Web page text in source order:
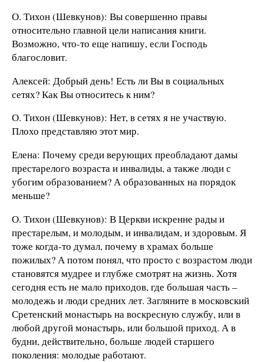
О. Тихон (Шевкунов): Вы совершенно правы
относительно главной цели написания книги.
Возможно, что-то еще напишу, если Господь
благословит.
Алексей: Добрый день! Есть ли Вы в социальных
сетях? Как Вы относитесь к ним?
О. Тихон (Шевкунов): Нет, в сетях я не участвую.
Плохо представляю этот мир.
Елена: Почему среди верующих преобладают дамы
престарелого возраста и инвалиды, а также люди с
убогим образованием? А образованных на порядок
меньше?
О. Тихон (Шевкунов): В Церкви искренне рады и
престарелым, и молодым, и инвалидам, и здоровым. Я
тоже когда-то думал, почему в храмах больше
пожилых? А потом понял, что просто с возрастом люди
становятся мудрее и глубже смотрят на жизнь. Хотя
сегодня есть не мало приходов, где большая часть –
молодежь и люди средних лет. Загляните в московский
Сретенский монастырь на воскресную службу, или в
любой другой монастырь, или большой приход. А в
будни, действительно, больше людей старшего
поколения: молодые работают.